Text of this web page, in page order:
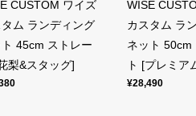
CUSTOM ワイズ
ム ランディング
45cm ストレー
梨&スタッグ]
WISE
カスタム ラ
ネット 50cm
ト [プレミア
¥28,490